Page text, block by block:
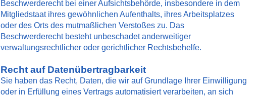
Beschwerderecht bei einer Aufsichtsbehörde, insbesondere in dem
Mitgliedstaat ihres gewöhnlichen Aufenthalts, ihres Arbeitsplatzes
oder des Orts des mutmaßlichen Verstoßes zu. Das
Beschwerderecht besteht unbeschadet anderweitiger
verwaltungsrechtlicher oder gerichtlicher Rechtsbehelfe.
Recht auf Datenübertragbarkeit
Sie haben das Recht, Daten, die wir auf Grundlage Ihrer Einwilligung
oder in Erfüllung eines Vertrags automatisiert verarbeiten, an sich